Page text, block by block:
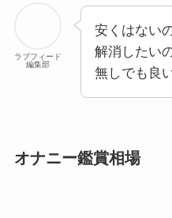
ラブフィード
編集部
安くはない
解消したい
無しでも良
オナニー鑑賞相場